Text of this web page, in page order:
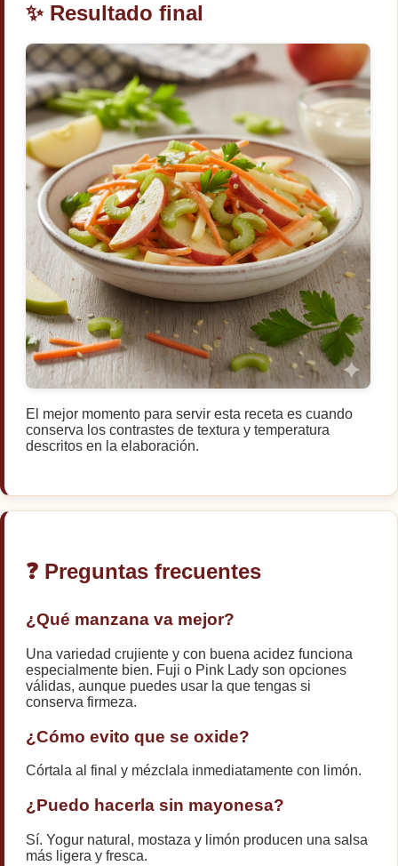
✨ Resultado final
El mejor momento para servir esta receta es cuando
conserva los contrastes de textura y temperatura
descritos en la elaboración.
❓ Preguntas frecuentes
¿Qué manzana va mejor?
Una variedad crujiente y con buena acidez funciona
especialmente bien. Fuji o Pink Lady son opciones
válidas, aunque puedes usar la que tengas si
conserva firmeza.
¿Cómo evito que se oxide?
Córtala al final y mézclala inmediatamente con limón.
¿Puedo hacerla sin mayonesa?
Sí. Yogur natural, mostaza y limón producen una salsa
más ligera y fresca.